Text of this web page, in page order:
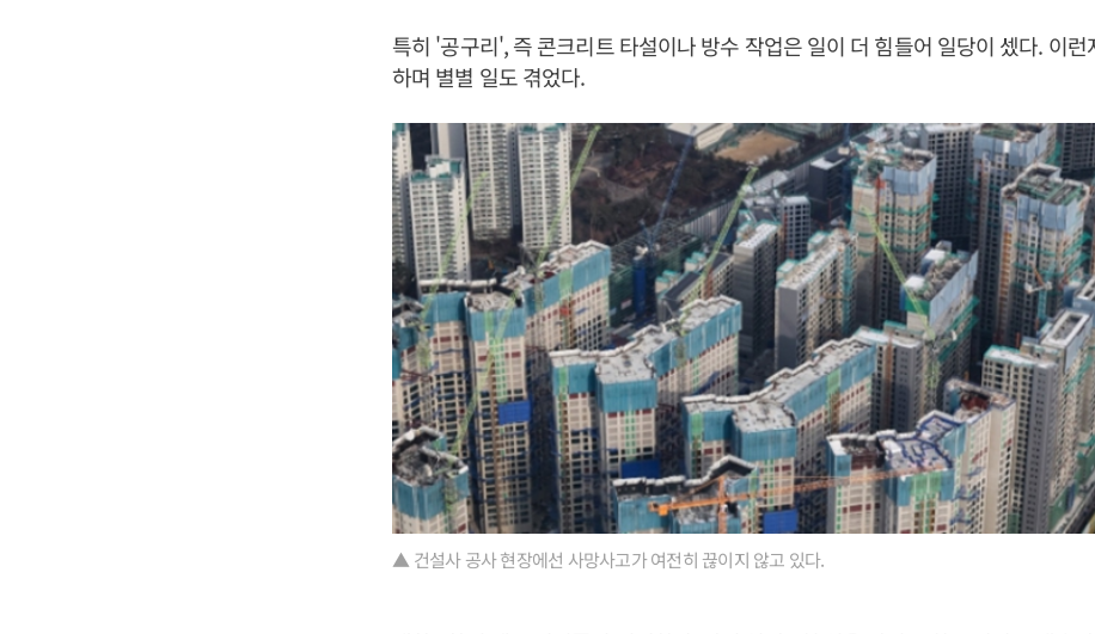
특히 '공구리', 즉 콘크리트 타설이나 방수 작업은 일이 더 힘들어 일당이 셌다. 이런
하며 별별 일도 겪었다.
▲ 건설사 공사 현장에선 사망사고가 여전히 끊이지 않고 있다.